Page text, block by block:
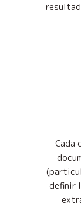
Cada
definir